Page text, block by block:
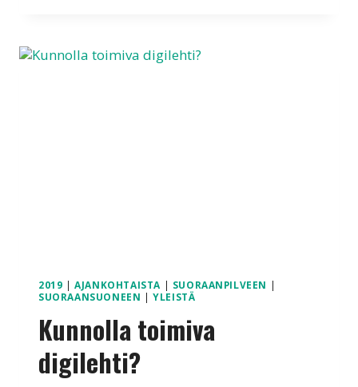
VASTATAAN
2019 |AJANKOHTAISTA | SUORAANPILVEEN |
SUORAANSUONEEN |YLEISTÄ
Kunnolla toimiva
digilehti?